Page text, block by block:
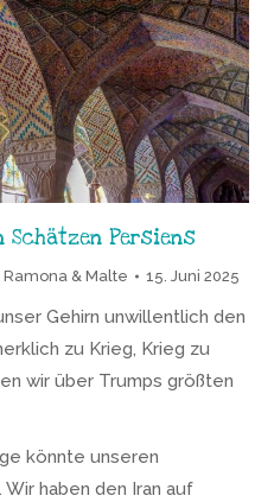
Schätzen Persiens
Ramona & Malte 15. Juni 2025
Gehirn unwillentlich den
zu Krieg, Krieg zu
wir über Trumps größten
könnte unseren
haben den Iran auf